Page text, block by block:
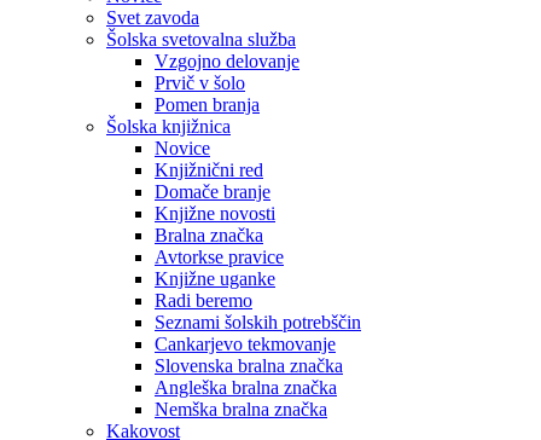
Svet zavoda
Šolska svetovalna služba
Vzgojno delovanje
Prvič v šolo
Pomen branja
Šolska knjižnica
Novice
Knjižnični red
Domače branje
Knjižne novosti
Bralna značka
Avtorkse pravice
Knjižne uganke
Radi beremo
Seznami šolskih potrebščin
Cankarjevo tekmovanje
Slovenska bralna značka
Angleška bralna značka
Nemška bralna značka
Kakovost